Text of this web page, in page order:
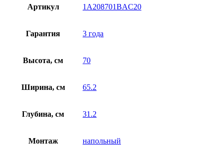
Артикул 1A208701BAC20
Гарантия 3 года
Высота, см 70
Ширина, см 65.2
Глубина, см 31.2
Монтаж напольный